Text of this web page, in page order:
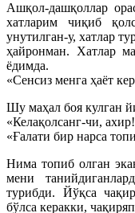
Ашқол-дашқоллар
хатларим чиқиб
унутилган-у, хатлар
ҳайронман. Хатлар
ёдимда.
«Сенсиз менга ҳаёт
Шу маҳал боя кулган
«Келақолсанг-чи,
«Ғалати бир нарса
Нима топиб олган
мени
турибди. Йўқса
бўлса керакки,